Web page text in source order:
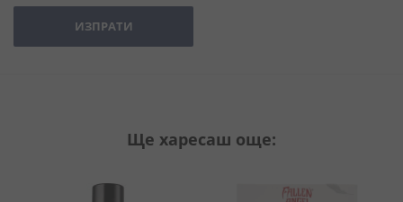
ИЗПРАТИ
Ще харесаш още: